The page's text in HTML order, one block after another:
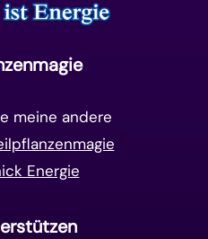
meine andere
Energie